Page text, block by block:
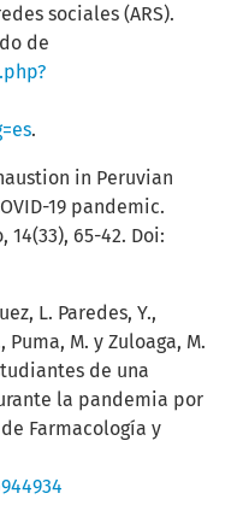
sociales (ARS).
de
.
in Peruvian
19 pandemic.
14(33), 65-42. Doi:
L. Paredes, Y.,
Puma, M. y Zuloaga, M.
de una
la pandemia por
de Farmacología y